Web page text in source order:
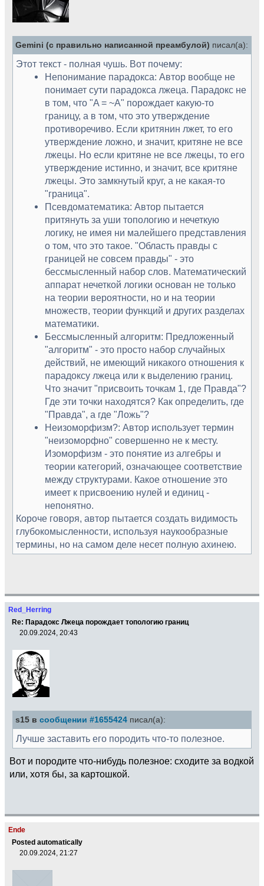
Gemini (с правильно написанной преамбулой) писал(а):
Этот текст - полная чушь. Вот почему:
Непонимание парадокса: Автор вообще не
понимает сути парадокса лжеца. Парадокс не
в том, что "A = ~A" порождает какую-то
границу, а в том, что это утверждение
противоречиво. Если критянин лжет, то его
утверждение ложно, и значит, критяне не все
лжецы. Но если критяне не все лжецы, то его
утверждение истинно, и значит, все критяне
лжецы. Это замкнутый круг, а не какая-то
"граница".
Псевдоматематика: Автор пытается
притянуть за уши топологию и нечеткую
логику, не имея ни малейшего представления
о том, что это такое. "Область правды с
границей не совсем правды" - это
бессмысленный набор слов. Математический
аппарат нечеткой логики основан не только
на теории вероятности, но и на теории
множеств, теории функций и других разделах
математики.
Бессмысленный алгоритм: Предложенный
"алгоритм" - это просто набор случайных
действий, не имеющий никакого отношения к
парадоксу лжеца или к выделению границ.
Что значит "присвоить точкам 1, где Правда"?
Где эти точки находятся? Как определить, где
"Правда", а где "Ложь"?
Неизоморфизм?: Автор использует термин
"неизоморфно" совершенно не к месту.
Изоморфизм - это понятие из алгебры и
теории категорий, означающее соответствие
между структурами. Какое отношение это
имеет к присвоению нулей и единиц -
непонятно.
Короче говоря, автор пытается создать видимость
глубокомысленности, используя наукообразные
термины, но на самом деле несет полную ахинею.
Red_Herring
Re: Парадокс Лжеца порождает топологию границ
20.09.2024, 20:43
s15 в сообщении #1655424 писал(а):
Лучше заставить его породить что-то полезное.
Вот и породите что-нибудь полезное: сходите за водкой
или, хотя бы, за картошкой.
Ende
Posted automatically
20.09.2024, 21:27